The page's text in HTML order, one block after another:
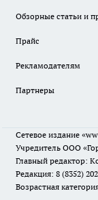
Обзорные статьи и
Прайс
Рекламодателям
Партнеры
Сетевое издание
Учредитель ООО
Главный редактор:
Редакция: 8 (8352)
Возрастная